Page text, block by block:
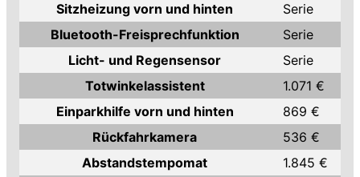
Sitzheizung vorn und hinten
Serie
Bluetooth-Freisprechfunktion
Serie
Licht- und Regensensor
Serie
Totwinkelassistent
1.071 €
Einparkhilfe vorn und hinten
869 €
Rückfahrkamera
536 €
Abstandstempomat
1.845 €